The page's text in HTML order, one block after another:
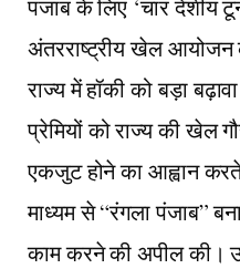
पंजाब के लिए ‘चार देशीय
अंतरराष्ट्रीय खेल आयोजन
राज्य में हॉकी को बड़ा
प्रेमियों को राज्य की खेल
एकजुट होने का आह्वान
माध्यम से “रंगला पंजाब”
काम करने की अपील की।